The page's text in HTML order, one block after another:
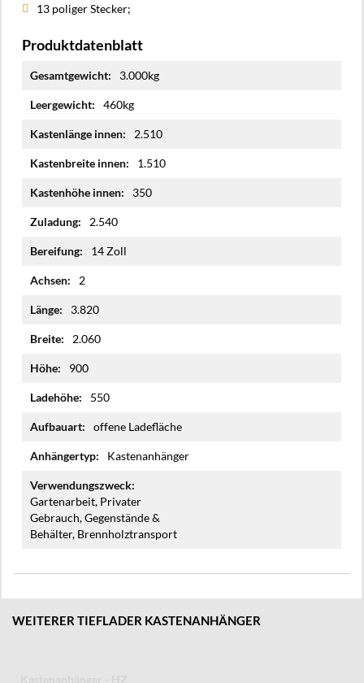
13 poliger Stecker;
Produktdatenblatt
Informationen
3.000kg
460kg
2.510
1.510
350
2.540
14 Zoll
2
3.820
2.060
900
550
offene Ladefläche
Kastenanhänger
Gartenarbeit, Privater
Gebrauch, Gegenstände &
Behälter, Brennholztransport
WEITERER TIEFLADER KASTENANHÄNGER